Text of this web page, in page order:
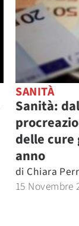
SANITÀ
Sanità:
delle
anno
di Chiara
15 Novembre